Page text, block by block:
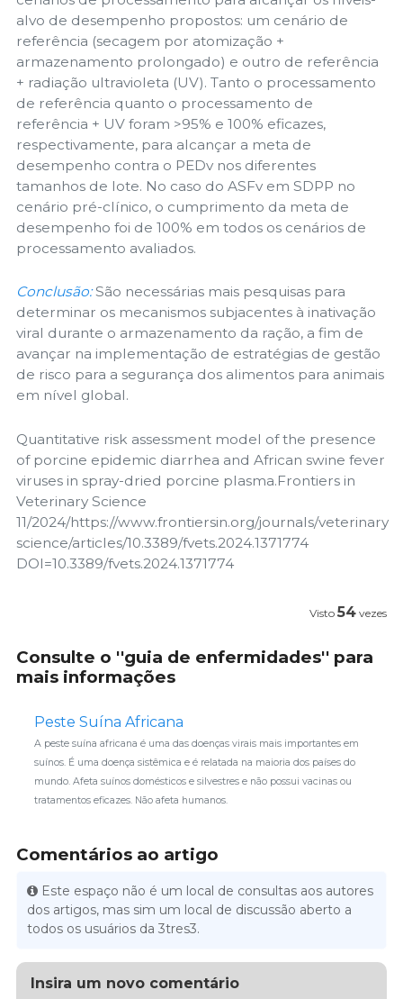
alvo de desempenho propostos: um cenário de
referência (secagem por atomização +
armazenamento prolongado) e outro de referência
+ radiação ultravioleta (UV). Tanto o processamento
de referência quanto o processamento de
referência + UV foram >95% e 100% eficazes,
respectivamente, para alcançar a meta de
desempenho contra o PEDv nos diferentes
tamanhos de lote. No caso do ASFv em SDPP no
cenário pré-clínico, o cumprimento da meta de
desempenho foi de 100% em todos os cenários de
processamento avaliados.
Conclusão:São necessárias mais pesquisas para
determinar os mecanismos subjacentes à inativação
viral durante o armazenamento da ração, a fim de
avançar na implementação de estratégias de gestão
de risco para a segurança dos alimentos para animais
em nível global.
Quantitative risk assessment model of the presence
of porcine epidemic diarrhea and African swine fever
viruses in spray-dried porcine plasma.Frontiers in
Veterinary Science
11/2024/https://www.frontiersin.org/journals/veterinary
science/articles/10.3389/fvets.2024.1371774
DOI=10.3389/fvets.2024.1371774
Visto 54 vezes
Consulte o ''guia de enfermidades'' para
mais informações
Peste Suína Africana
A peste suína africana é uma das doenças virais mais importantes em
suínos. É uma doença sistêmica e é relatada na maioria dos países do
mundo. Afeta suínos domésticos e silvestres e não possui vacinas ou
tratamentos eficazes. Não afeta humanos.
Comentários ao artigo
Este espaço não é um local de consultas aos autores
dos artigos, mas sim um local de discussão aberto a
todos os usuários da 3tres3.
Insira um novo comentário